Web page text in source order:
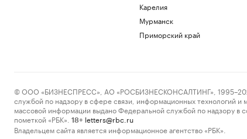
✍🏻 Сколько вам стоит привычка искать
идеальное решение? Проверьте себя
Карелия
Мурманск
Приморский край
© ООО «БИЗНЕСПРЕСС», АО «РОСБИЗНЕСКОНСАЛТИНГ», 1995–2026.
службой по надзору в сфере связи, информационных технологий
массовой информации выдано Федеральной службой по надзору
пометкой «РБК».
18+ letters@rbc.ru
Владельцем сайта является информационное агентство «РБК».